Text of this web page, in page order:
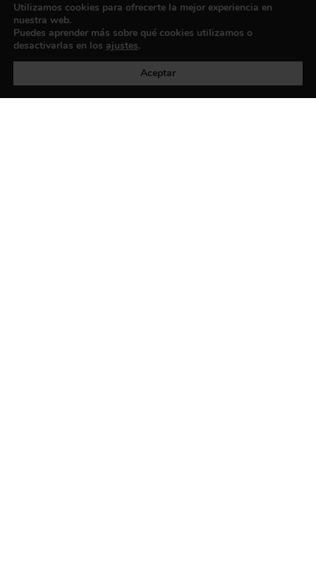
Política de privacidad
Utilizamos cookies para ofrecerte la mejor experiencia en
nuestra web.
Puedes aprender más sobre qué cookies utilizamos o
desactivarlas en los ajustes.
Aceptar